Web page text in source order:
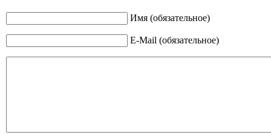
Имя (обязательное)
E-Mail (обязательное)